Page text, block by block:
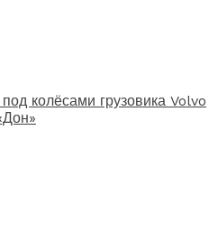
колёсами грузовика Volvo